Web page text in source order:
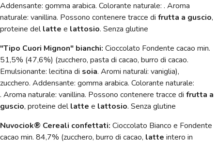
Addensante: gomma arabica. Colorante naturale: . Aroma
naturale: vanillina. Possono contenere tracce di frutta a guscio,
proteine dellatte e lattosio. Senza glutine
"Tipo Cuori Mignon" bianchi: Cioccolato Fondente cacao min.
51,5% (47,6%) (zucchero, pasta di cacao, burro di cacao.
Emulsionante: lecitina di soia. Aromi naturali: vaniglia),
zucchero. Addensante: gomma arabica. Colorante naturale:
. Aroma naturale: vanillina. Possono contenere tracce di frutta a
guscio, proteine dellatte e lattosio. Senza glutine
Nuvociok® Cereali confettati: Cioccolato Bianco e Fondente
cacao min. 84,7% (zucchero, burro di cacao, latte intero in